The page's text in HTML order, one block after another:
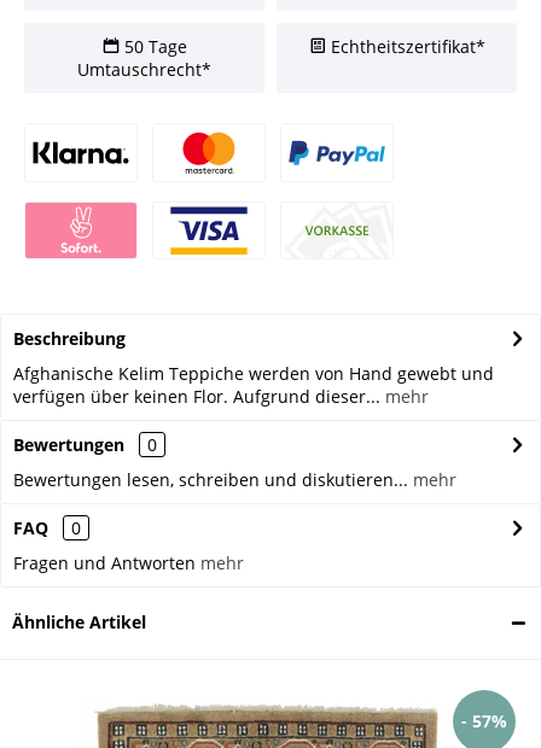
50 Tage
Umtauschrecht*
Echtheitszertifikat*
Beschreibung
Afghanische Kelim Teppiche werden von Hand gewebt und
verfügen über keinen Flor. Aufgrund dieser... mehr
Bewertungen
0
Bewertungen lesen, schreiben und diskutieren... mehr
FAQ
0
Fragen und Antworten mehr
Ähnliche Artikel
- 57%